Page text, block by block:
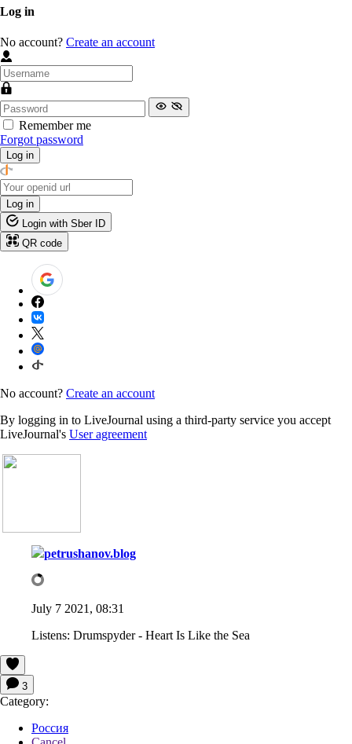
Log in
No account? Create an account
Remember me
Forgot password
Log in
Log in
Login with Sber ID
QR code
No account? Create an account
By logging in to LiveJournal using a third-party service you accept
LiveJournal's User agreement
petrushanov.blog
July 7 2021, 08:31
Listens: Drumspyder - Heart Is Like the Sea
3
Category:
Россия